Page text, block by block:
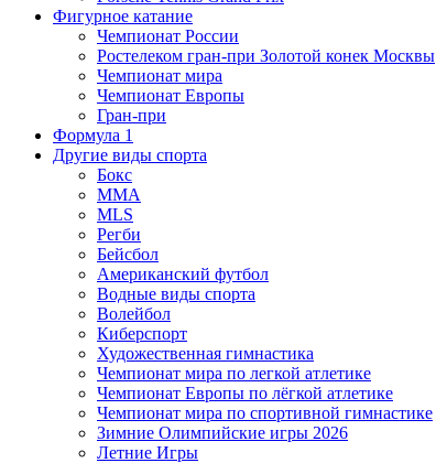
Фигурное катание
Чемпионат России
Ростелеком гран-при Золотой конек Москвы
Чемпионат мира
Чемпионат Европы
Гран-при
Формула 1
Другие виды спорта
Бокс
MMA
MLS
Регби
Бейсбол
Американский футбол
Водные виды спорта
Волейбол
Киберспорт
Художественная гимнастика
Чемпионат мира по легкой атлетике
Чемпионат Европы по лёгкой атлетике
Чемпионат мира по спортивной гимнастике
Зимние Олимпийские игры 2026
Летние Игры